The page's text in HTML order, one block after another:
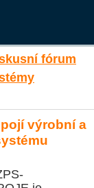
fórum
výrobní a